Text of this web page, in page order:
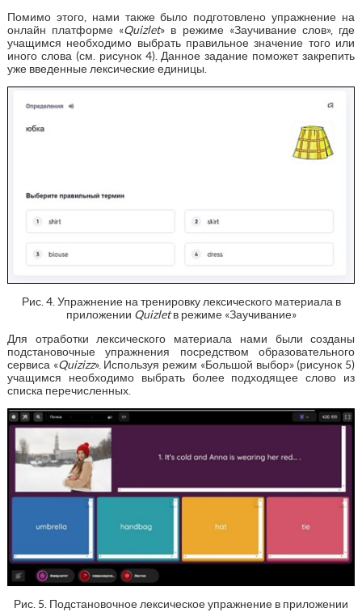
Помимо этого, нами также было подготовлено упражнение на
онлайн платформе «Quizlet» в режиме «Заучивание слов», где
учащимся необходимо выбрать правильное значение того или
иного слова (см. рисунок 4). Данное задание поможет закрепить
уже введенные лексические единицы.
Рис. 4. Упражнение на тренировку лексического материала в
приложении Quizletв режиме «Заучивание»
Для отработки лексического материала нами были созданы
подстановочные упражнения посредством образовательного
сервиса «Quizizz». Используя режим «Большой выбор» (рисунок 5)
учащимся необходимо выбрать более подходящее слово из
списка перечисленных.
Рис. 5. Подстановочное лексическое упражнение в приложении